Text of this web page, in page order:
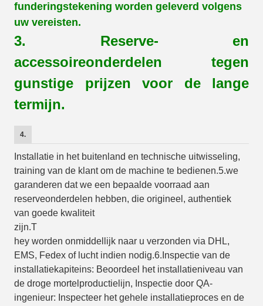
funderingstekening worden geleverd volgens
uw vereisten.
3. Reserve- en
accessoireonderdelen tegen
gunstige prijzen voor de lange
termijn.
4.
Installatie in het buitenland en technische uitwisseling,
training van de klant om de machine te bedienen.5.we
garanderen dat we een bepaalde voorraad aan
reserveonderdelen hebben, die origineel, authentiek
van goede kwaliteit
zijn.T
hey worden onmiddellijk naar u verzonden via DHL,
EMS, Fedex ofluchtindien nodig.6. Inspectie van de
installatiekapiteins: Beoordeel het installatieniveau van
de droge mortelproductielijn, Inspectie door QA-
ingenieur: Inspecteer het gehele installatieproces en de